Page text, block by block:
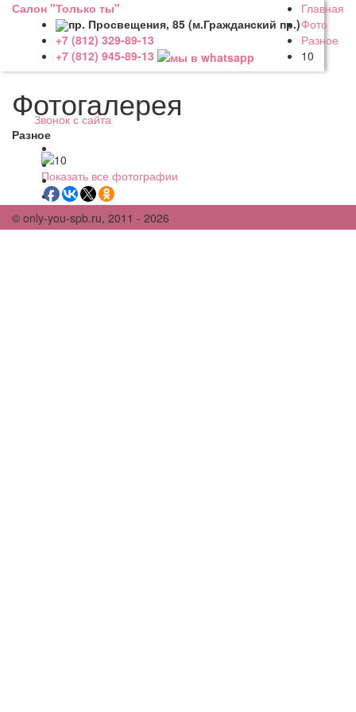
Салон "Только ты"
пр. Просвещения, 85 (м.Гражданский пр.)
+7 (812) 329-89-13
+7 (812) 945-89-13
Звонок с сайта
Главная
Фото
Разное
10
Фотогалерея
Разное
Показать все фотографии
© only-you-spb.ru, 2011 - 2026